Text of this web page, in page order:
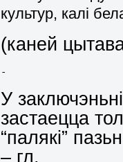
культур, калі
(каней
-
У
застаецца
“палякі”
– гл.